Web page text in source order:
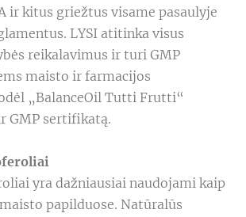
ir kitus griežtus visame pasaulyje
LYSI atitinka visus
reikalavimus ir turi GMP
maisto ir farmacijos
„BalanceOil Tutti Frutti“
GMP sertifikatą.
yra dažniausiai naudojami kaip
papilduose. Natūralūs